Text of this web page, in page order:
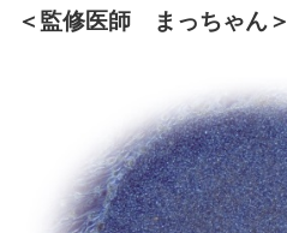
＜監修医師 まっちゃん＞